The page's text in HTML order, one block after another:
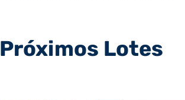
Próximos Lotes